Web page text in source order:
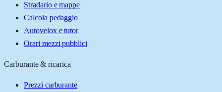
Stradario e mappe
Calcola pedaggio
Autovelox e tutor
Orari mezzi pubblici
Carburante & ricarica
Prezzi carburante